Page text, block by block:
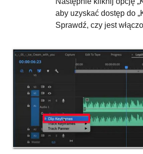
aby uzyskać dostęp do
Sprawdź, czy jest